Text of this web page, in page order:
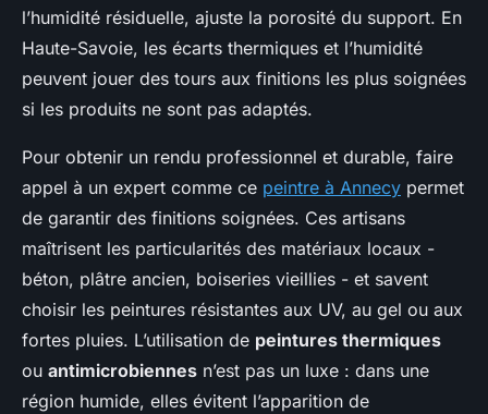
l’humidité résiduelle, ajuste la porosité du support. En
Haute-Savoie, les écarts thermiques et l’humidité
peuvent jouer des tours aux finitions les plus soignées
si les produits ne sont pas adaptés.
Pour obtenir un rendu professionnel et durable, faire
appel à un expert comme ce peintre à Annecy permet
de garantir des finitions soignées. Ces artisans
maîtrisent les particularités des matériaux locaux -
béton, plâtre ancien, boiseries vieillies - et savent
choisir les peintures résistantes aux UV, au gel ou aux
fortes pluies. L’utilisation de peintures thermiques
ou antimicrobiennes n’est pas un luxe : dans une
région humide, elles évitent l’apparition de